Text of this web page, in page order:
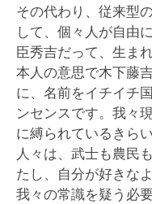
その代わり、従来型
して、個々人が自由
臣秀吉だって、生ま
本人の意思で木下藤
に、名前をイチイチ
ンセンスです。我々
に縛られているきら
人々は、武士も農民
たし、自分が好きな
我々の常識を疑う必